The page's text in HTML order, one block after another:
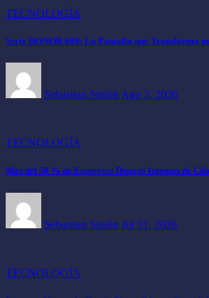
TECNOLOGÍA
Serie HONOR 600: La Pantalla que Transforma
Sebastian Sipión Ago 3, 2026
TECNOLOGÍA
Más del 50 % de Empresas Detectó Intentos de
Sebastian Sipión Jul 31, 2026
TECNOLOGÍA